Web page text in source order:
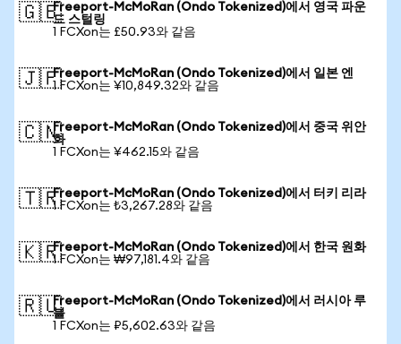
🇬🇧Freeport-McMoRan (Ondo Tokenized)에서 영국 파운
드 스털링
1 FCXon는 £50.93와 같음
🇯🇵Freeport-McMoRan (Ondo Tokenized)에서 일본 엔
1 FCXon는 ¥10,849.32와 같음
🇨🇳Freeport-McMoRan (Ondo Tokenized)에서 중국 위안
화
1 FCXon는 ¥462.15와 같음
🇹🇷Freeport-McMoRan (Ondo Tokenized)에서 터키 리라
1 FCXon는 ₺3,267.28와 같음
🇰🇷Freeport-McMoRan (Ondo Tokenized)에서 한국 원화
1 FCXon는 ₩97,181.4와 같음
🇷🇺Freeport-McMoRan (Ondo Tokenized)에서 러시아 루
블
1 FCXon는 ₽5,602.63와 같음